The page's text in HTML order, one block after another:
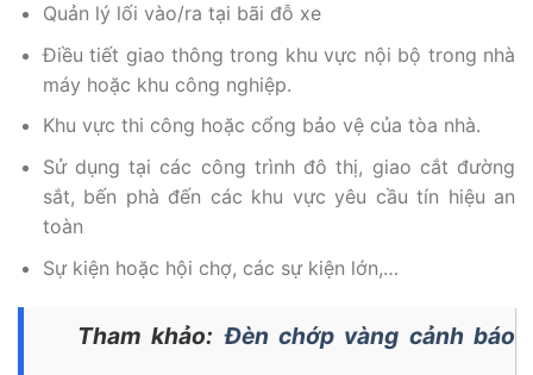
Quản lý lối vào/ra tại bãi đỗ xe
Điều tiết giao thông trong khu vực nội bộ trong nhà
máy hoặc khu công nghiệp.
Khu vực thi công hoặc cổng bảo vệ của tòa nhà.
Sử dụng tại các công trình đô thị, giao cắt đường
sắt, bến phà đến các khu vực yêu cầu tín hiệu an
toàn
Sự kiện hoặc hội chợ, các sự kiện lớn,…
Tham khảo: Đèn chớp vàng cảnh báo